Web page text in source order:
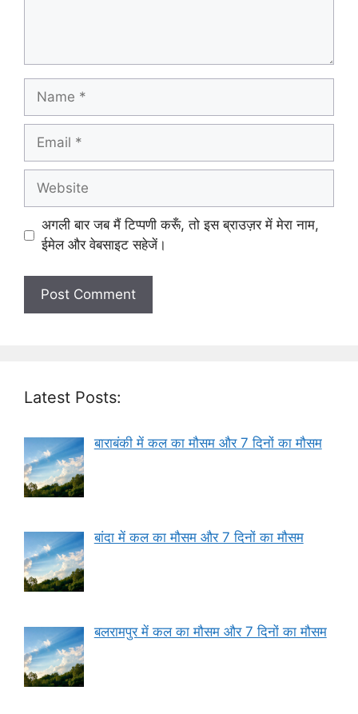
Name
Email
Website
अगली बार जब मैं टिप्पणी करूँ, तो इस ब्राउज़र में मेरा नाम,
ईमेल और वेबसाइट सहेजें।
Latest Posts:
बाराबंकी में कल का मौसम और 7 दिनों का मौसम
बांदा में कल का मौसम और 7 दिनों का मौसम
बलरामपुर में कल का मौसम और 7 दिनों का मौसम